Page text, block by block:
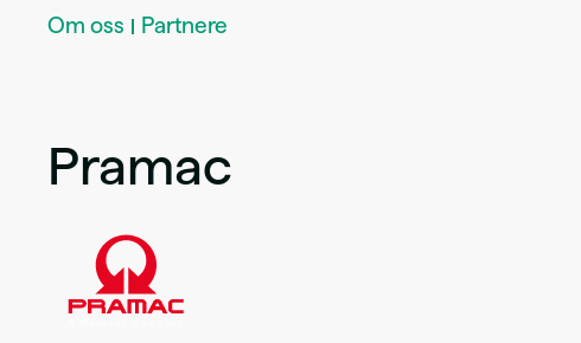
Om oss Partnere
Pramac